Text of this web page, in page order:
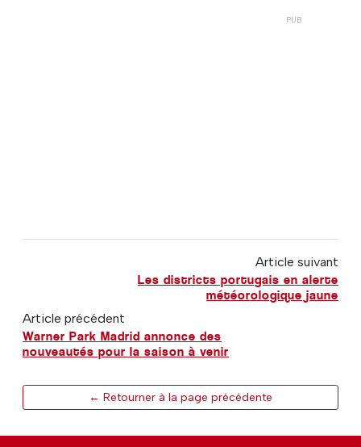
Article suivant
Les districts portugais en alerte
météorologique jaune
Article précédent
Warner Park Madrid annonce des
nouveautés pour la saison à venir
← Retourner à la page précédente